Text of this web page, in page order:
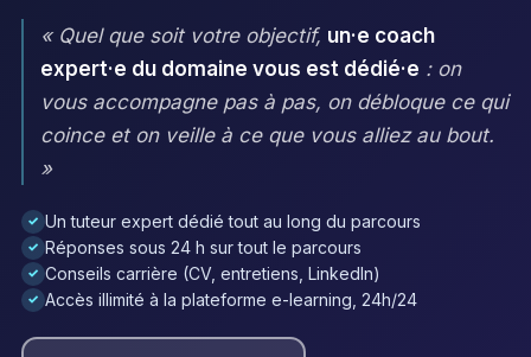
« Quel que soit votre objectif, un·e coach
expert·e du domaine vous est dédié·e : on
vous accompagne pas à pas, on débloque ce qui
coince et on veille à ce que vous alliez au bout.
»
✓ Un tuteur expert dédié tout au long du parcours
✓ Réponses sous 24 h sur tout le parcours
✓ Conseils carrière (CV, entretiens, LinkedIn)
✓ Accès illimité à la plateforme e-learning, 24h/24